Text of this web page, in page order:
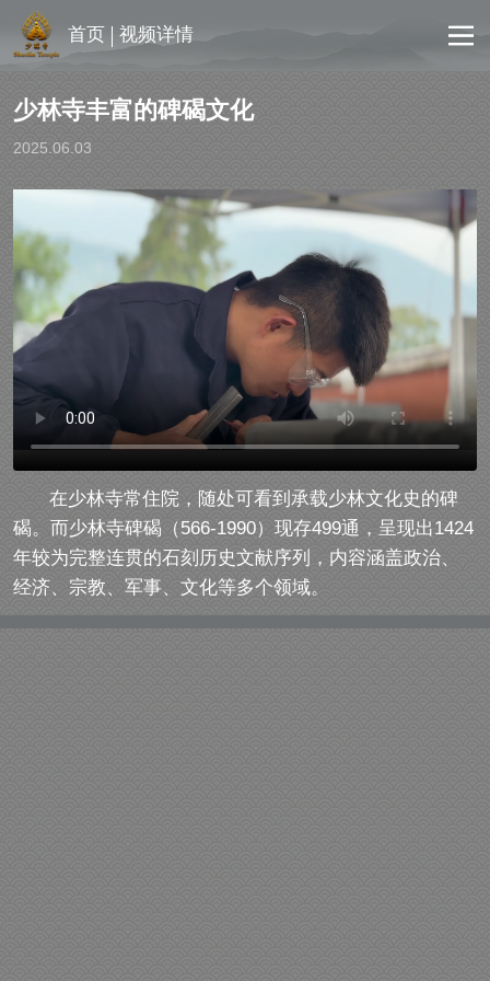
首页 视频详情
少林寺丰富的碑碣文化
2025.06.03
在少林寺常住院，随处可看到承载少林文化史的碑
碣。而少林寺碑碣（566-1990）现存499通，呈现出1424
年较为完整连贯的石刻历史文献序列，内容涵盖政治、
经济、宗教、军事、文化等多个领域。